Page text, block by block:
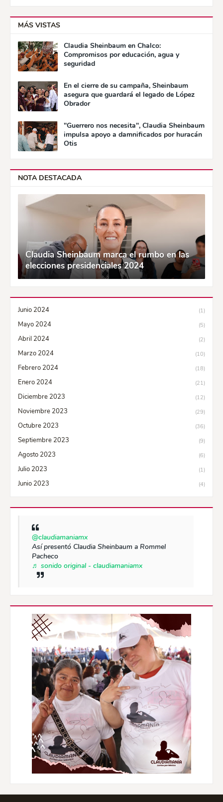
MÁS VISTAS
Claudia Sheinbaum en Chalco:
Compromisos por educación, agua y
seguridad
En el cierre de su campaña, Sheinbaum
asegura que guardará el legado de López
Obrador
"Guerrero nos necesita", Claudia Sheinbaum
impulsa apoyo a damnificados por huracán
Otis
NOTA DESTACADA
Claudia Sheinbaum marca el rumbo en las
elecciones presidenciales 2024
Junio 2024 (1)
Mayo 2024 (5)
Abril 2024 (2)
Marzo 2024 (10)
Febrero 2024 (18)
Enero 2024 (21)
Diciembre 2023 (12)
Noviembre 2023 (29)
Octubre 2023 (36)
Septiembre 2023 (9)
Agosto 2023 (6)
Julio 2023 (1)
Junio 2023 (4)
@claudiamaniamx
Así presentó Claudia Sheinbaum a Rommel
Pacheco
♬ sonido original - claudiamaniamx